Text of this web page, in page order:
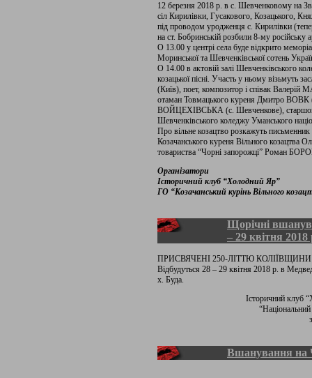
12 березня 2018 р. в с. Шевченковому на
сіл Кирилівки, Гусакового, Козацького,
під проводом уродженця с. Кирилівки
на ст. Бобринській розбили 8-му російську
О 13.00 у центрі села буде відкрито
Моринської та Шевченківської сотень
О 14.00 в актовій залі Шевченківського
козацької пісні. Участь у ньому візьмуть
(Київ), поет, композитор і співак
отаман Товмацького куреня Дмитро ВОВК
ВОЙЦЕХІВСЬКА (с. Шевченкове),
Шевченківського коледжу Уманського
Про вільне козацтво розкажуть
Козачанського куреня Вільного козацтва
товариства “Чорні запорожці” Роман
Організатори
Історичний клуб “Холодний Яр”
ГО “Козачанський курінь Вільного
Щорічні
– 29 квітня 2018
ПРИСВЯЧЕНІ 250-ЛІТТЮ
Відбудуться 28 – 29 квітня 2018 р. в
х. Буда.
Історичний клуб
Вшанування на